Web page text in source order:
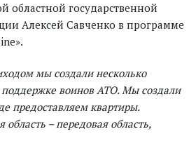
областной государственной
Алексей Савченко в программе
мы создали несколько
воинов АТО. Мы создали
предоставляем квартиры.
область – передовая область,